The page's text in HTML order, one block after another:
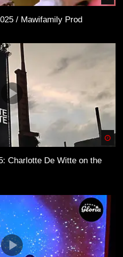
/ Mawifamily Prod
Charlotte De Witte on the
×